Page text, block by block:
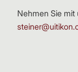
Nehmen Sie mit